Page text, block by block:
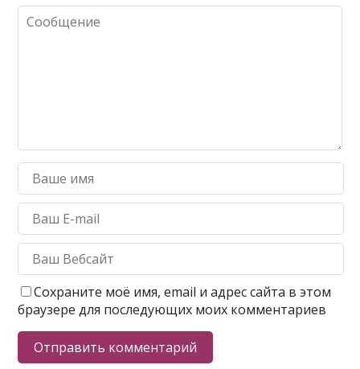
Сохраните моё имя, email и адрес сайта в этом
браузере для последующих моих комментариев